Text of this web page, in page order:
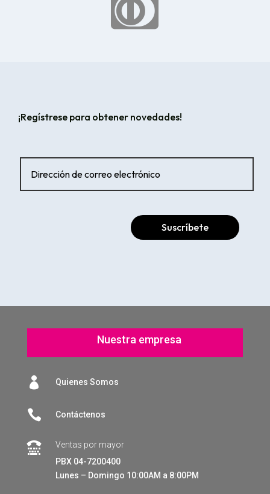

¡Regístrese para obtener novedades!
Suscríbete
Nuestra empresa
 Quienes Somos
 Contáctenos

Ventas por mayor
PBX 04-7200400
Lunes – Domingo 10:00AM a 8:00PM